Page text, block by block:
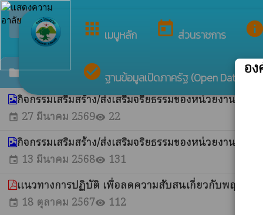
apps เมนูหลัก today ส่วนราชการ
check_circle ฐานข้อมูลเปิดภาครัฐ (Open Data)
arrow_back_ios กลับเมนูหลัก
folderการขับเคลื่อนจริยธรรม
กิจกรรมเสริมสร้าง/ส่งเสริมจริยธรรมของหน่วยงาน
event 27 มีนาคม 2569visibility 22
กิจกรรมเสริมสร้าง/ส่งเสริมจริยธรรมของหน่วยงาน
event 13 มีนาคม 2568visibility 131
แนวทางการปฏิบัติ เพื่อลดความสับสนเกี่ยวกับพฤติกร
event 18 ตุลาคม 2567visibility 112
อ